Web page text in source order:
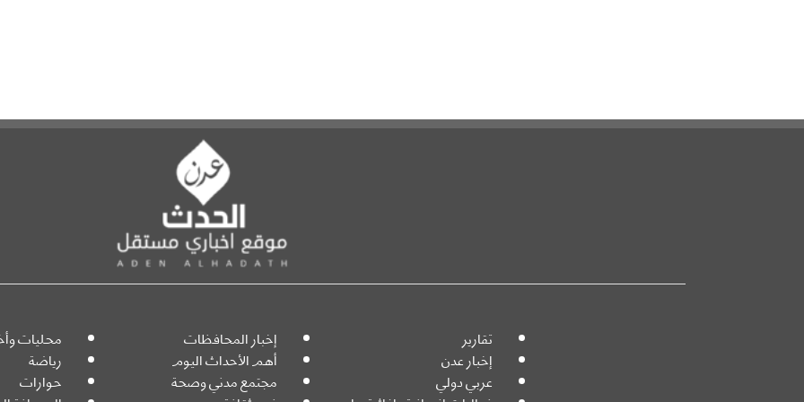
تقارير إخبار المحافظات محليات
إخبار عدن أهم الأحداث اليوم رياضة
عربي دولي مجتمع مدني وصحة حوارات